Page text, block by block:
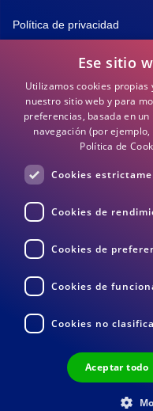
Política de privacidad
Política de Cookies
Términos y Condiciones
Preguntas frecuentes
DEA / DESA Información
© 2026 Medisol BV
Privacidad
Ese sitio
Utilizamos cookies
nuestro sitio web y para
preferencias, basada en
navegación (por
Política de
Cookies
Cookies de
Cookies de
Cookies de
Cookies no
Aceptar todo